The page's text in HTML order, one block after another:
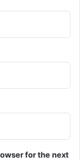
for the next